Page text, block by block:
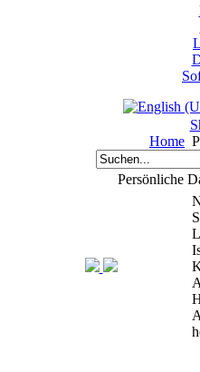
Home
Persönliche